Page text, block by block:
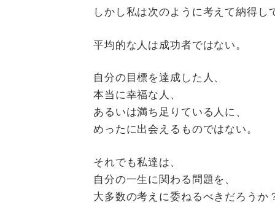
しかし私は次のように考えて納得し
平均的な人は成功者ではない。
自分の目標を達成した人、
本当に幸福な人、
あるいは満ち足りている人に、
めったに出会えるものではない。
それでも私達は、
自分の一生に関わる問題を、
大多数の考えに委ねるべきだろうか